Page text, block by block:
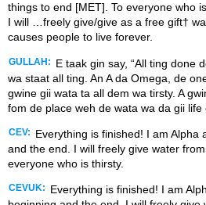
things to end [MET]. To everyone who
I will …freely give/give as a free gift†
causes people to live forever.
GULLAH:
E taak gin say, “All ting done
wa staat all ting. An A da Omega, de
gwine gii wata ta all dem wa tirsty. A
fom de place weh de wata wa da gii life
CEV:
Everything is finished! I am Alpha
and the end. I will freely give water
everyone who is thirsty.
CEVUK:
Everything is finished! I am